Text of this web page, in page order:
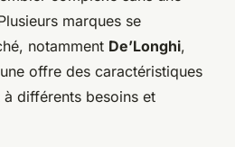
marques se
notamment De’Longhi,
offre des caractéristiques
différents besoins et